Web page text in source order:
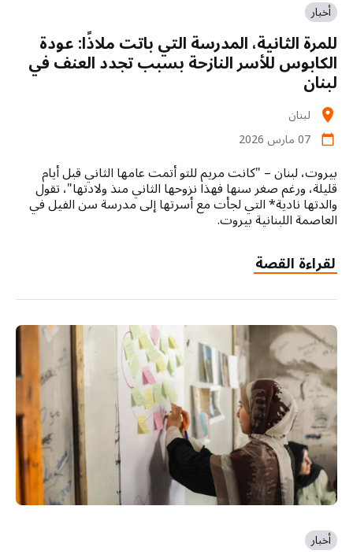
أخبار
للمرة الثانية، المدرسة التي باتت ملاذًا: عودة
الكابوس للأسر النازحة بسبب تجدد العنف في
لبنان
location_on لبنان
calendar_today 07 مارس 2026
بيروت، لبنان – "كانت مريم للتو أتمت عامها الثاني قبل أيام
قليلة، ورغم صغر سنها فهذا نزوحها الثاني منذ ولادتها"، تقول
والدتها نادية* التي لجأت مع أسرتها إلى مدرسة سن الفيل في
العاصمة اللبنانية بيروت.
لقراءة القصة
أخبار